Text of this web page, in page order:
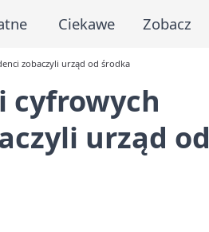
Ciekawe Zobacz
zobaczyli urząd od środka
cyfrowych
urząd od